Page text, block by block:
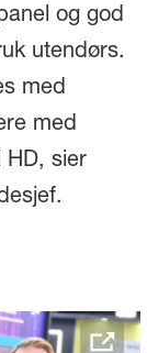
og god
utendørs.
med
med
HD, sier